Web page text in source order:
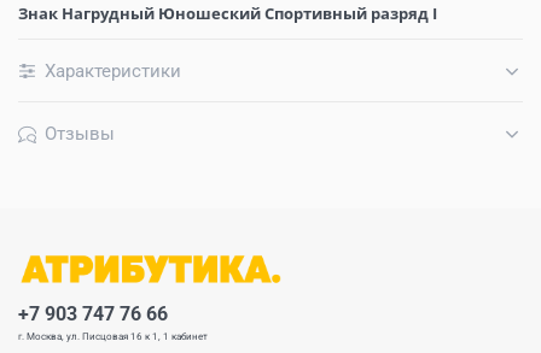
Знак Нагрудный Юношеский Спортивный разряд I
Характеристики
Отзывы
+7 903 747 76 66
г. Москва, ул. Писцовая 16 к 1, 1 кабинет